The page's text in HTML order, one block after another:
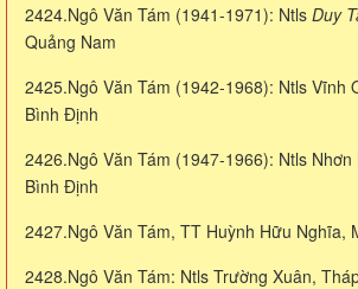
2424.Ngô Văn Tám (1941-1971): Ntls Duy
Quảng Nam
2425.Ngô Văn Tám (1942-1968): Ntls Vĩnh
Bình Định
2426.Ngô Văn Tám (1947-1966): Ntls Nhơn
Bình Định
2427.Ngô Văn Tám, TT Huỳnh Hữu Nghĩa,
2428.Ngô Văn Tám: Ntls Trường Xuân,